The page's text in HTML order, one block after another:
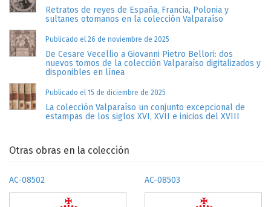
Retratos de reyes de España, Francia, Polonia y
sultanes otomanos en la colección Valparaíso
Publicado el 26 de noviembre de 2025
De Cesare Vecellio a Giovanni Pietro Bellori: dos
nuevos tomos de la colección Valparaíso digitalizados y
disponibles en línea
Publicado el 15 de diciembre de 2025
La colección Valparaíso un conjunto excepcional de
estampas de los siglos XVI, XVII e inicios del XVIII
Otras obras en la colección
AC-08502 AC-08503